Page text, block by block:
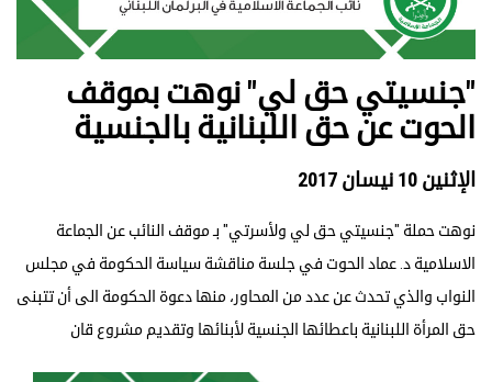
"جنسيتي حق لي" نوهت بموقف
الحوت عن حق اللبنانية بالجنسية
الإثنين 10 نيسان 2017
نوهت حملة "جنسيتي حق لي ولأسرتي" بـ موقف النائب عن الجماعة
الاسلامية د. عماد الحوت في جلسة مناقشة سياسة الحكومة في مجلس
النواب والذي تحدث عن عدد من المحاور، منها دعوة الحكومة الى أن تتبنى
حق المرأة اللبنانية باعطائها الجنسية لأبنائها وتقديم مشروع قان